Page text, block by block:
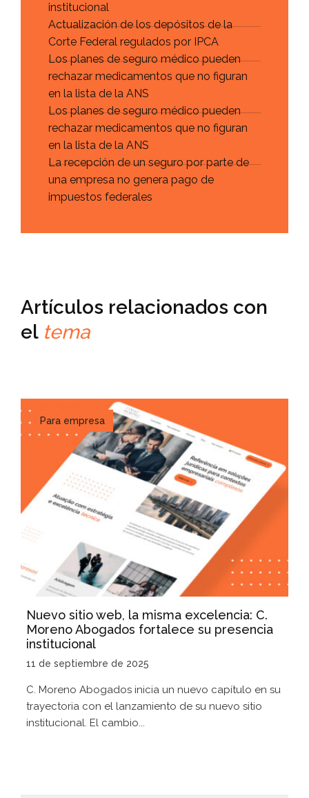
institucional
Actualización de los depósitos de la
Corte Federal regulados por IPCA
Los planes de seguro médico pueden
rechazar medicamentos que no figuran
en la lista de la ANS
Los planes de seguro médico pueden
rechazar medicamentos que no figuran
en la lista de la ANS
La recepción de un seguro por parte de
una empresa no genera pago de
impuestos federales
Artículos relacionados con
el tema
Para empresa
Nuevo sitio web, la misma excelencia: C.
Moreno Abogados fortalece su presencia
institucional
11 de septiembre de 2025
C. Moreno Abogados inicia un nuevo capítulo en su
trayectoria con el lanzamiento de su nuevo sitio
institucional. El cambio...